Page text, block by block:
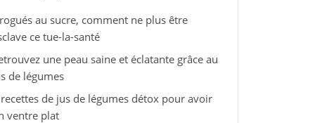
au sucre, comment ne plus être
ce tue-la-santé
une peau saine et éclatante grâce au
de légumes
de jus de légumes détox pour avoir
ventre plat